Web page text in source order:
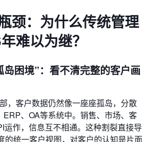
颈：为什么传统管理
难以为继？
困境”：看不清完整的客户画
，客户数据仍然像一座座孤岛，分散
、OA等系统中。销售、市场、客
运作，信息互不相通。这种割裂直接导
的统一客户视图，对客户的认知是片面